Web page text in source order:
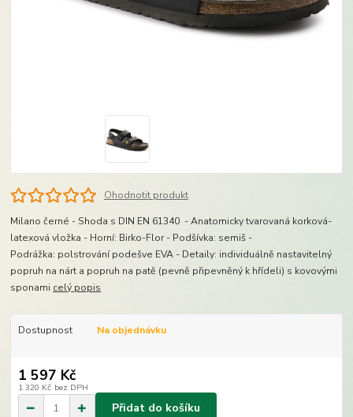
Ohodnotit produkt
Milano černé - Shoda s DIN EN 61340 - Anatomicky tvarovaná korková-
latexová vložka - Horní: Birko-Flor - Podšívka: semiš -
Podrážka: polstrování podešve EVA - Detaily: individuálně nastavitelný
popruh na nárt a popruh na patě (pevně připevněný k hřídeli) s kovovými
sponami celý popis
Dostupnost Na objednávku
1 597 Kč
1 320 Kč bez DPH
Přidat do košíku